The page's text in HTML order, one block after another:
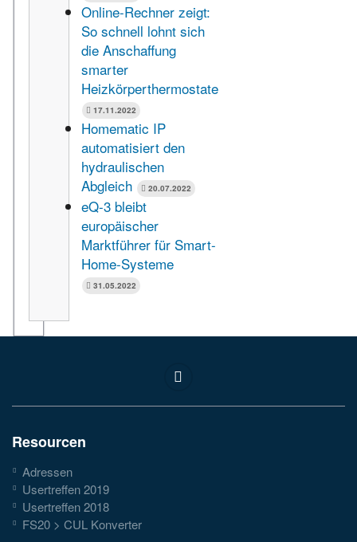
Online-Rechner zeigt:
So schnell lohnt sich
die Anschaffung
smarter
Heizkörperthermostate
17.11.2022
Homematic IP
automatisiert den
hydraulischen
Abgleich
20.07.2022
eQ-3 bleibt
europäischer
Marktführer für Smart-
Home-Systeme
31.05.2022
Resourcen
Adressen
Usertreffen 2019
Usertreffen 2018
FS20 > CUL Konverter